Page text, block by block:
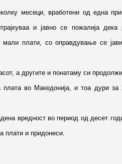
месеци, вработени од една
и јавно се пожалија
плати, со оправдување се
а другите и понатаму си
во Македонија, и тоа дури
вредност во период од десет
плати и придонеси.